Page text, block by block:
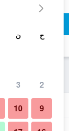
ح ن
2
3
9
10